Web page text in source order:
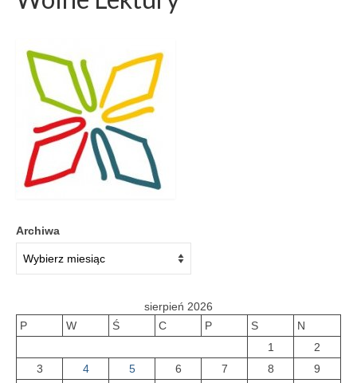
Galeria 2022
Galeria 2020
Galeria 2019
Galeria 2018
Galeria 2017
Historia
Misja
Internet
Kontakt
Archiwa
sierpień 2026
P
W Ś C P S
N
1
2
3
4 5 6 7 8
9